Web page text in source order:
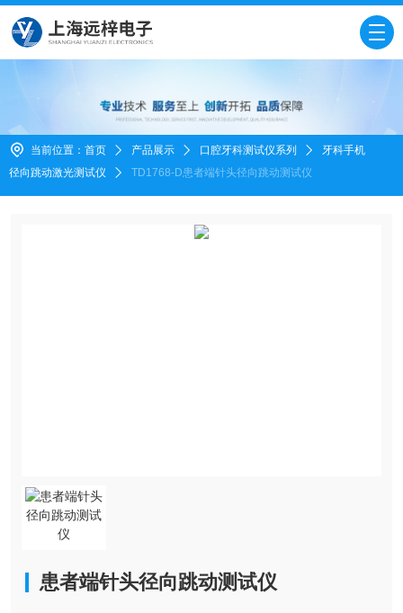
当前位置： 首页 产品展示 口腔牙科测试仪系列
牙科手机
径向跳动激光测试仪
TD1768-D患者端针头径向跳动测试仪
患者端针头径向跳动测试仪